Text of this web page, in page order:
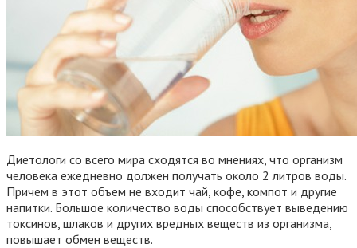
Диетологи со всего мира сходятся во мнениях, что организм
человека ежедневно должен получать около 2 литров воды.
Причем в этот объем не входит чай, кофе, компот и другие
напитки. Большое количество воды способствует выведению
токсинов, шлаков и других вредных веществ из организма,
повышает обмен веществ.